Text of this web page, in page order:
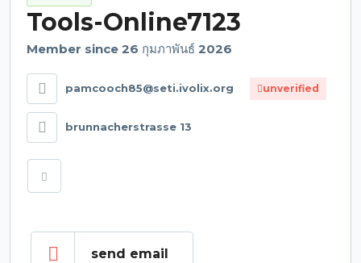
Tools-Online7123
Member since 26 กุมภาพันธ์ 2026
pamcooch85@seti.ivolix.org unverified
brunnacherstrasse 13
send email